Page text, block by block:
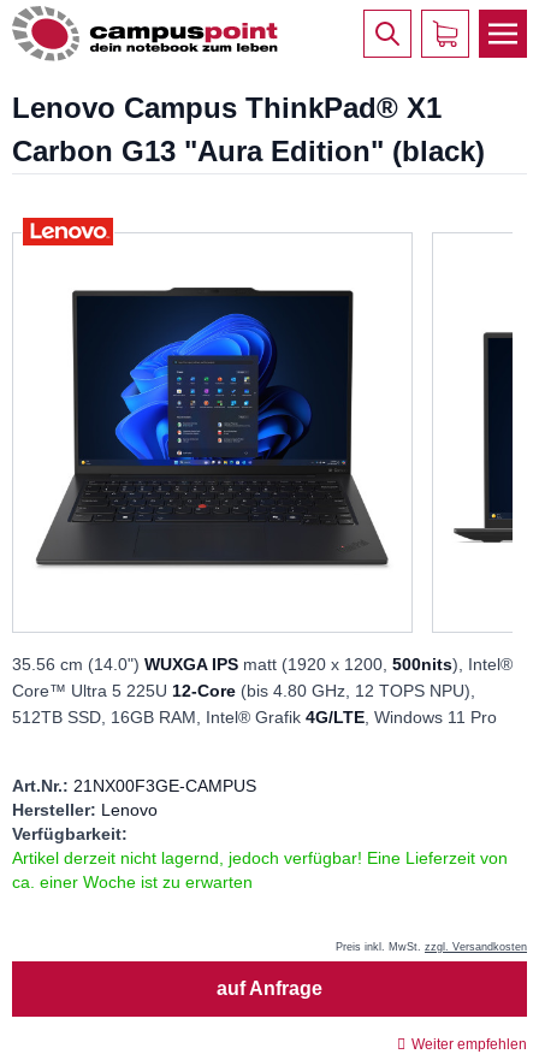
Lenovo Campus ThinkPad® X1
Carbon G13 "Aura Edition" (black)
35.56 cm (14.0") WUXGA IPS matt (1920 x 1200, 500nits), Intel®
Core™ Ultra 5 225U 12-Core (bis 4.80 GHz, 12 TOPS NPU),
512TB SSD, 16GB RAM, Intel® Grafik 4G/LTE , Windows 11 Pro
Art.Nr.: 21NX00F3GE-CAMPUS
Hersteller: Lenovo
Verfügbarkeit:
Artikel derzeit nicht lagernd, jedoch verfügbar! Eine Lieferzeit von
ca. einer Woche ist zu erwarten
Preis inkl. MwSt. zzgl. Versandkosten
auf Anfrage
Weiter empfehlen